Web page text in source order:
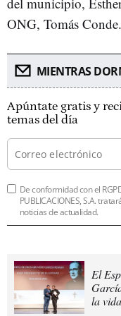
ONG, Tomás Conde.
MIENTRAS
Apúntate gratis y
temas del día
De conformidad con el
PUBLICACIONES, S.A.
noticias de actualidad.
El
la